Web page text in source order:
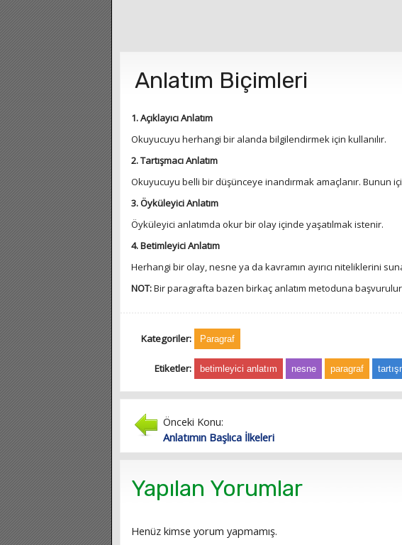
Anlatım Biçimleri
1. Açıklayıcı Anlatım
Okuyucuyu herhangi bir alanda bilgilendirmek için kullanılır.
2. Tartışmacı Anlatım
Okuyucuyu belli bir düşünceye inandırmak amaçlanır. Bunun
3. Öyküleyici Anlatım
Öyküleyici anlatımda okur bir olay içinde yaşatılmak istenir.
4. Betimleyici Anlatım
Herhangi bir olay, nesne ya da kavramın ayırıcı niteliklerini
NOT:Bir paragrafta bazen birkaç anlatım metoduna
Kategoriler: Paragraf
Etiketler: betimleyici anlatım nesne paragraf
Önceki Konu:
Anlatımın Başlıca İlkeleri
Yapılan Yorumlar
Henüz kimse yorum yapmamış.